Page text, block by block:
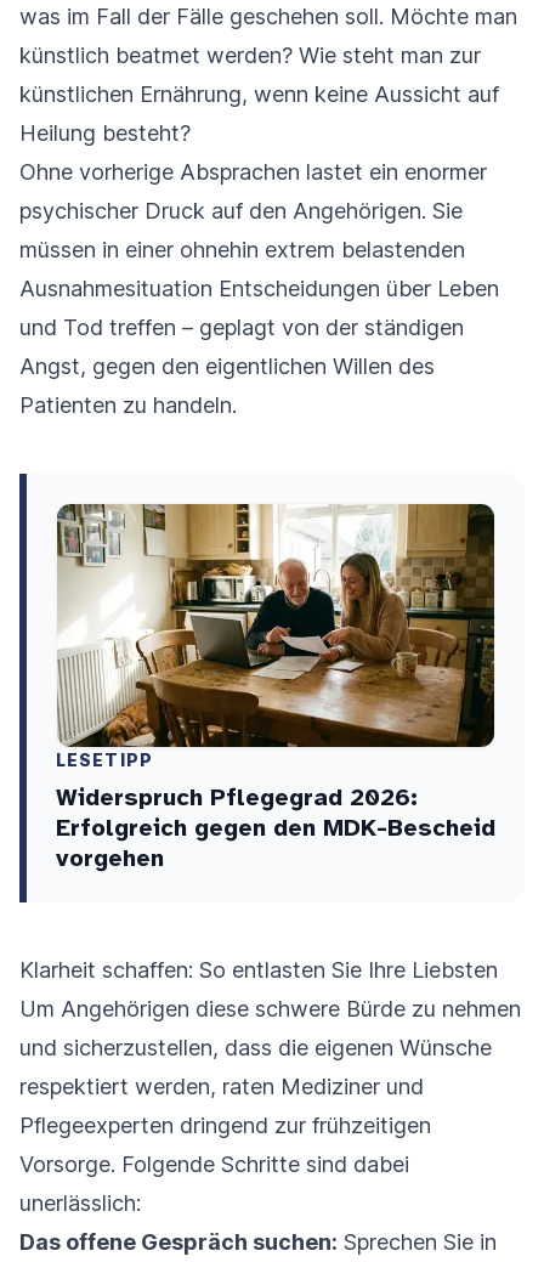
was im Fall der Fälle geschehen soll. Möchte man
künstlich beatmet werden? Wie steht man zur
künstlichen Ernährung, wenn keine Aussicht auf
Heilung besteht?
Ohne vorherige Absprachen lastet ein enormer
psychischer Druck auf den Angehörigen. Sie
müssen in einer ohnehin extrem belastenden
Ausnahmesituation Entscheidungen über Leben
und Tod treffen – geplagt von der ständigen
Angst, gegen den eigentlichen Willen des
Patienten zu handeln.
LESETIPP
Widerspruch Pflegegrad 2026:
Erfolgreich gegen den MDK-Bescheid
vorgehen
Klarheit schaffen: So entlasten Sie Ihre Liebsten
Um Angehörigen diese schwere Bürde zu nehmen
und sicherzustellen, dass die eigenen Wünsche
respektiert werden, raten Mediziner und
Pflegeexperten dringend zur frühzeitigen
Vorsorge. Folgende Schritte sind dabei
unerlässlich:
Das offene Gespräch suchen: Sprechen Sie in